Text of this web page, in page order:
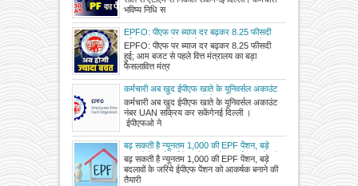
भविष्य निधि स
EPFO: पीएफ पर ब्याज दर बढ़कर 8.25 फीसदी
हुई; आम बजट से पहले वित्त मंत्रालय का बड़ा फैसला
EPFO: पीएफ पर ब्याज दर बढ़कर 8.25 फीसदी
हुई; आम बजट से पहले वित्त मंत्रालय का बड़ा
फैसलावित्त मंत्र
कर्मचारी अब खुद ईपीएफ खाते के यूनिवर्सल अकाउंट
नंबर UAN सक्रिय कर सकेंगे
कर्मचारी अब खुद ईपीएफ खाते के यूनिवर्सल अकाउंट
नंबर UAN सक्रिय कर सकेंगेनई दिल्ली ।
ईपीएफओ ने
बढ़ सकती है न्यूनतम 1,000 की EPF पेंशन, बड़े
बदलावों के जरिये ईपीएफ पेंशन को आकर्षक बनाने की
तैयारी में जुटा है श्रम मंत्रालय
बढ़ सकती है न्यूनतम 1,000 की EPF पेंशन, बड़े
बदलावों के जरिये ईपीएफ पेंशन को आकर्षक बनाने की
तैयारी